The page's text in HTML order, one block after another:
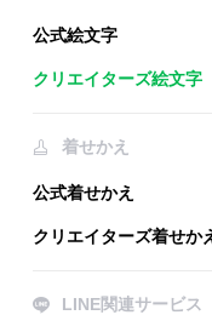
公式絵文字
クリエイターズ絵文字
着せかえ
公式着せかえ
クリエイターズ着せか
LINE関連サービス